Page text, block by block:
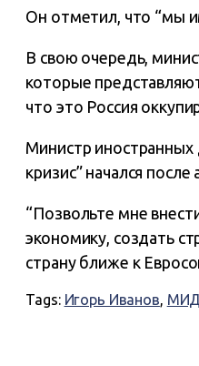
Он отметил, что “мы
В свою очередь,
которые
что это Россия
Министр иностранных
кризис” начался после
“Позвольте мне
экономику, создать
страну ближе к
Tags: Игорь Иванов, МИД